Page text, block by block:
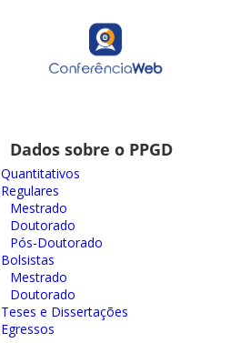
Dados sobre o PPGD
Quantitativos
Regulares
Mestrado
Doutorado
Pós-Doutorado
Bolsistas
Mestrado
Doutorado
Teses e Dissertações
Egressos